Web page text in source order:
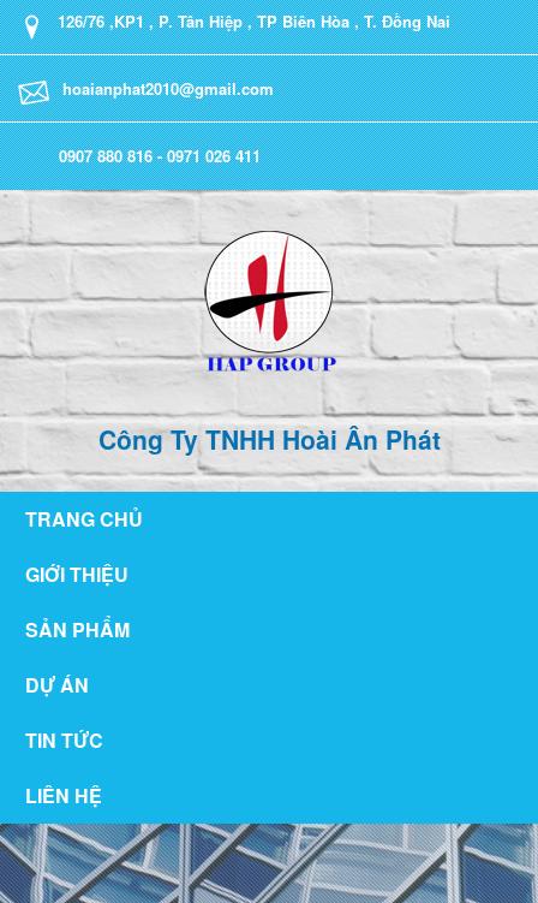
126/76 ,KP1 , P. Tân Hiệp , TP Biên Hòa , T. Đồng Nai
hoaianphat2010@gmail.com
0907 880 816 - 0971 026 411
Công Ty TNHH Hoài Ân Phát
TRANG CHỦ
GIỚI THIỆU
SẢN PHẨM
DỰ ÁN
TIN TỨC
LIÊN HỆ